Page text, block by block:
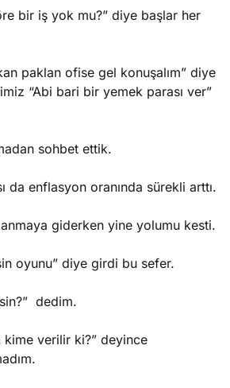
bir iş yok mu?” diye başlar her
paklan ofise gel konuşalım” diye
“Abi bari bir yemek parası ver”
sohbet ettik.
da enflasyon oranında sürekli arttı.
giderken yine yolumu kesti.
oyunu” diye girdi bu sefer.
dedim.
kime verilir ki?” deyince